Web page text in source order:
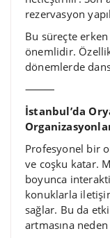
rezervasyon
Bu süreçte
önemlidir.
dönemlerde
⸻
İstanbul’da
Profesyonel bir
ve coşku katar.
boyunca
konuklarla
sağlar. Bu da
artmasına